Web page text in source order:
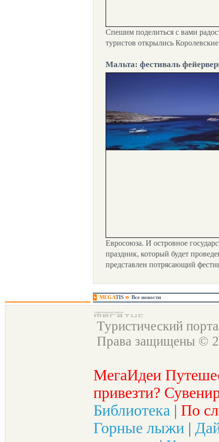
Спешим поделиться с вами
туристов открылись
Мальта: фестиваль
Евросоюза. И островное
праздник, который будет
представлен потрясающий
MEGATIS Все новости
Туристический
Права защищены ©
МегаИдеи
привезти?
Библиотека | По
Горные лыжи |